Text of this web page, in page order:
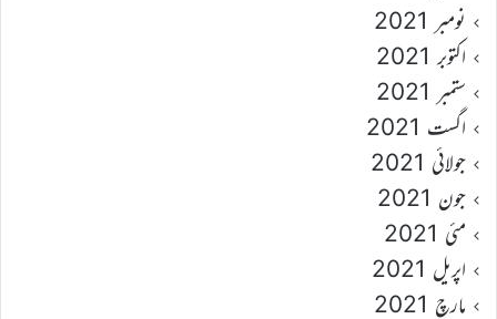
نومبر 2021
اکتوبر 2021
ستمبر 2021
اگست 2021
جولائی 2021
جون 2021
مئی 2021
اپریل 2021
مارچ 2021